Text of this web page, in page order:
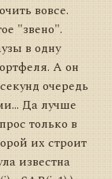
вовсе.
"звено".
в одну
А он
очередь
Да лучше
только в
их строит
известна